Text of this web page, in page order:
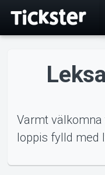
Varmt
loppis fylld med